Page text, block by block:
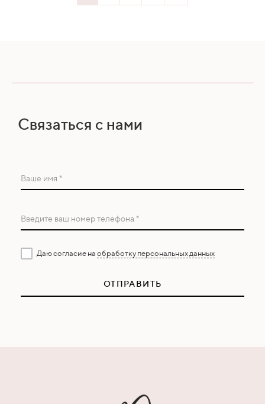
Связаться с нами
Ваше имя *
Введите ваш номер телефона *
Даю согласие на обработку персональных данных
ОТПРАВИТЬ